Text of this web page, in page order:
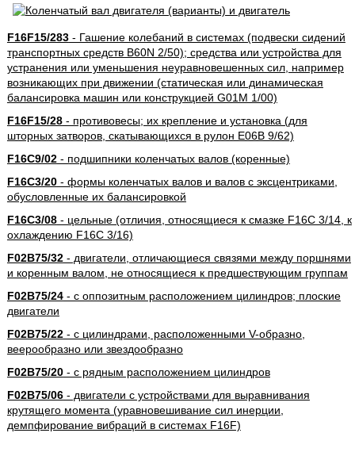
F16F15/283- Гашение колебаний в системах (подвески сидений
транспортных средств B60N 2/50); средства или устройства для
устранения или уменьшения неуравновешенных сил, например
возникающих при движении (статическая или динамическая
балансировка машин или конструкцией G01M 1/00)
F16F15/28- противовесы; их крепление и установка (для
шторных затворов, скатывающихся в рулон E06B 9/62)
F16C9/02- подшипники коленчатых валов (коренные)
F16C3/20- формы коленчатых валов и валов с эксцентриками,
обусловленные их балансировкой
F16C3/08- цельные (отличия, относящиеся к смазке F16C 3/14, к
охлаждению F16C 3/16)
F02B75/32- двигатели, отличающиеся связями между поршнями
и коренным валом, не относящиеся к предшествующим группам
F02B75/24- с оппозитным расположением цилиндров; плоские
двигатели
F02B75/22- с цилиндрами, расположенными V-образно,
веерообразно или звездообразно
F02B75/20- с рядным расположением цилиндров
F02B75/06- двигатели с устройствами для выравнивания
крутящего момента (уравновешивание сил инерции,
демпфирование вибраций в системах F16F)